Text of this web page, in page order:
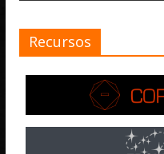
Recursos